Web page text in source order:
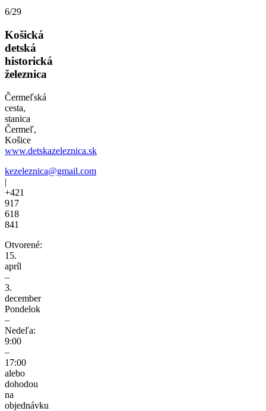
6/29
Košická
detská
historická
železnica
Čermeľská
cesta,
stanica
Čermeľ,
Košice
www.detskazeleznica.sk
kezeleznica@gmail.com
|
+421
917
618
841
Otvorené:
15.
apríl
–
3.
december
Pondelok
–
Nedeľa:
9:00
–
17:00
alebo
dohodou
na
objednávku